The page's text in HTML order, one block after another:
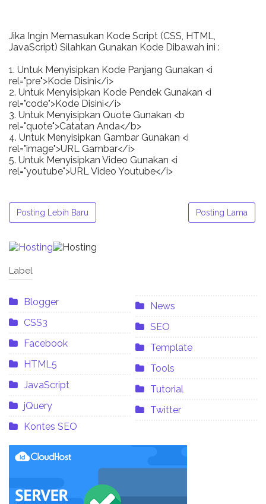
Jika Ingin Memasukan Kode Script (CSS, HTML,
JavaScript) Silahkan Gunakan Kode Dibawah ini :
1. Untuk Menyisipkan Kode Panjang Gunakan <i
rel="pre">Kode Disini</i>
2. Untuk Menyisipkan Kode Pendek Gunakan <i
rel="code">Kode Disini</i>
3. Untuk Menyisipkan Quote Gunakan <b
rel="quote">Catatan Anda</b>
4. Untuk Menyisipkan Gambar Gunakan <i
rel="image">URL Gambar</i>
5. Untuk Menyisipkan Video Gunakan <i
rel="youtube">URL Video Youtube</i>
Posting Lebih Baru Posting Lama
Label
Blogger
CSS3
Facebook
HTML5
JavaScript
jQuery
Kontes SEO
News
SEO
Template
Tools
Tutorial
Twitter